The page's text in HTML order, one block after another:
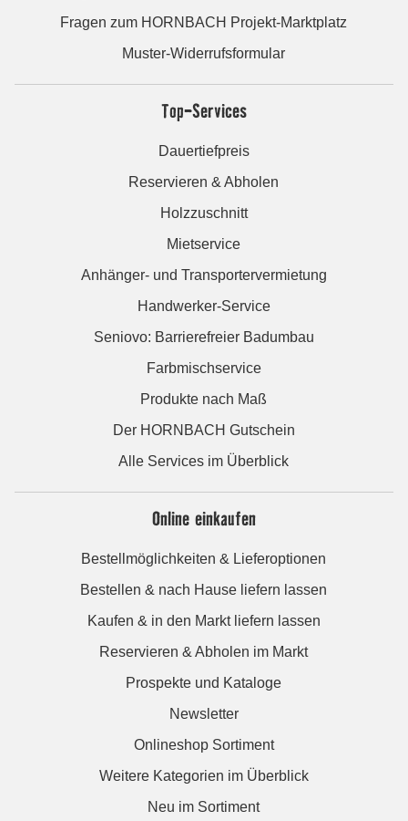
Fragen zum HORNBACH Projekt-Marktplatz
Muster-Widerrufsformular
Top-Services
Dauertiefpreis
Reservieren & Abholen
Holzzuschnitt
Mietservice
Anhänger- und Transportervermietung
Handwerker-Service
Seniovo: Barrierefreier Badumbau
Farbmischservice
Produkte nach Maß
Der HORNBACH Gutschein
Alle Services im Überblick
Online einkaufen
Bestellmöglichkeiten & Lieferoptionen
Bestellen & nach Hause liefern lassen
Kaufen & in den Markt liefern lassen
Reservieren & Abholen im Markt
Prospekte und Kataloge
Newsletter
Onlineshop Sortiment
Weitere Kategorien im Überblick
Neu im Sortiment